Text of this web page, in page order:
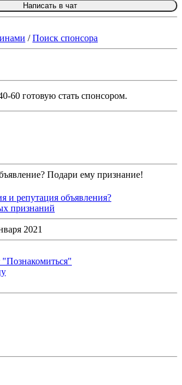
Написать в чат
/Поиск спонсора
готовую стать спонсором.
Подари ему признание!
и репутация объявления?
признаний
2021